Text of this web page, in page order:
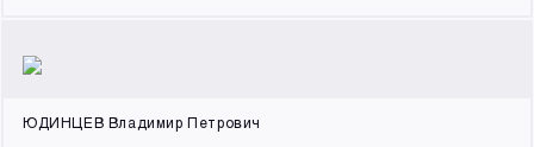
ЮДИНЦЕВ Владимир Петрович